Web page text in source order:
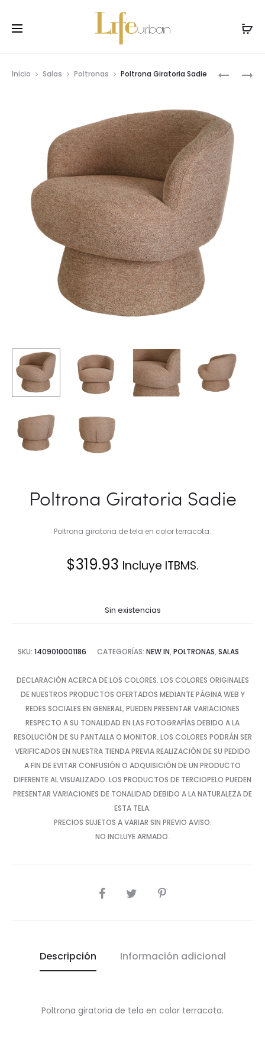
Inicio Salas Poltronas Poltrona Giratoria Sadie
Poltrona Giratoria Sadie
Poltrona giratoria de tela en color terracota.
$319.93 Incluye ITBMS.
Sin existencias
SKU: 1409010001186 CATEGORÍAS: NEW IN, POLTRONAS, SALAS
DECLARACIÓN ACERCA DE LOS COLORES. LOS COLORES ORIGINALES
DE NUESTROS PRODUCTOS OFERTADOS MEDIANTE PÁGINA WEB Y
REDES SOCIALES EN GENERAL, PUEDEN PRESENTAR VARIACIONES
RESPECTO A SU TONALIDAD EN LAS FOTOGRAFÍAS DEBIDO A LA
RESOLUCIÓN DE SU PANTALLA O MONITOR. LOS COLORES PODRÁN SER
VERIFICADOS EN NUESTRA TIENDA PREVIA REALIZACIÓN DE SU PEDIDO
A FIN DE EVITAR CONFUSIÓN O ADQUISICIÓN DE UN PRODUCTO
DIFERENTE AL VISUALIZADO. LOS PRODUCTOS DE TERCIOPELO PUEDEN
PRESENTAR VARIACIONES DE TONALIDAD DEBIDO A LA NATURALEZA DE
ESTA TELA.
PRECIOS SUJETOS A VARIAR SIN PREVIO AVISO.
NO INCLUYE ARMADO.
SHARE
Descripción Información adicional
Poltrona giratoria de tela en color terracota.